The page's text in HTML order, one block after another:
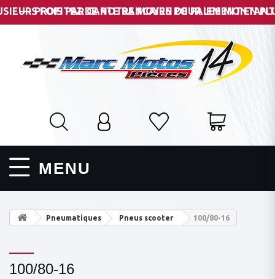
FOIS PAR CARTE BANCAIRE POUR LES
--- PROFITEZ DE NOTRE MOYEN DE PAIEMENT EN
MENU
Pneumatiques Pneus scooter 100/80-16
100/80-16